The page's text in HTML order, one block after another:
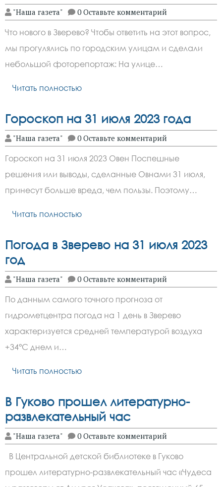
"Наша газета" 0 Оставьте комментарий
Что нового в Зверево? Чтобы ответить на этот вопрос,
мы прогулялись по городским улицам и сделали
небольшой фоторепортаж: На улице…
Читать полностью
Гороскоп на 31 июля 2023 года
"Наша газета" 0 Оставьте комментарий
Гороскоп на 31 июля 2023 Овен Поспешные
решения или выводы, сделанные Овнами 31 июля,
принесут больше вреда, чем пользы. Поэтому…
Читать полностью
Погода в Зверево на 31 июля 2023
год
"Наша газета" 0 Оставьте комментарий
По данным самого точного прогноза от
гидрометцентра погода на 1 день в Зверево
характеризуется средней температурой воздуха
+34°C днем и…
Читать полностью
В Гуково прошел литературно-
развлекательный час
"Наша газета" 0 Оставьте комментарий
В Центральной детской библиотеке в Гуково
прошел литературно-развлекательный час «Чудеса